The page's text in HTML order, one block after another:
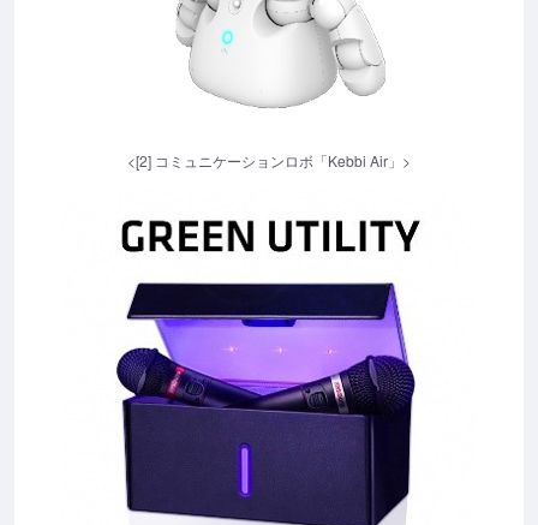
<[2] コミュニケーションロボ「Kebbi Air」>